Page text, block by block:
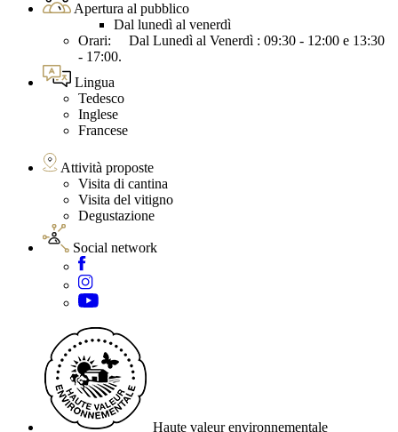
Apertura al pubblico
Dal lunedì al venerdì
Orari: Dal Lunedì al Venerdì : 09:30 - 12:00 e 13:30
- 17:00.
Lingua
Tedesco
Inglese
Francese
Attività proposte
Visita di cantina
Visita del vitigno
Degustazione
Social network
Haute valeur environnementale